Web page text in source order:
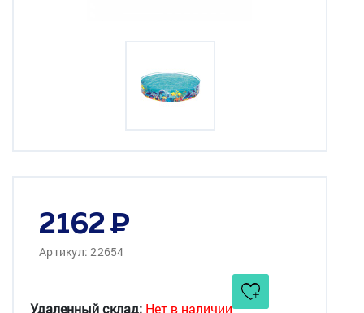
2162
Артикул: 22654
Удаленный склад: Нет в наличии